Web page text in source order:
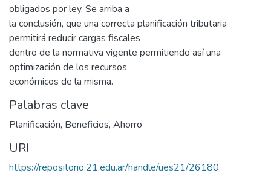
obligados por ley. Se arriba a
la conclusión, que una correcta planificación tributaria
permitirá reducir cargas fiscales
dentro de la normativa vigente permitiendo así una
optimización de los recursos
económicos de la misma.
Palabras clave
Planificación, Beneficios, Ahorro
URI
https://repositorio.21.edu.ar/handle/ues21/26180